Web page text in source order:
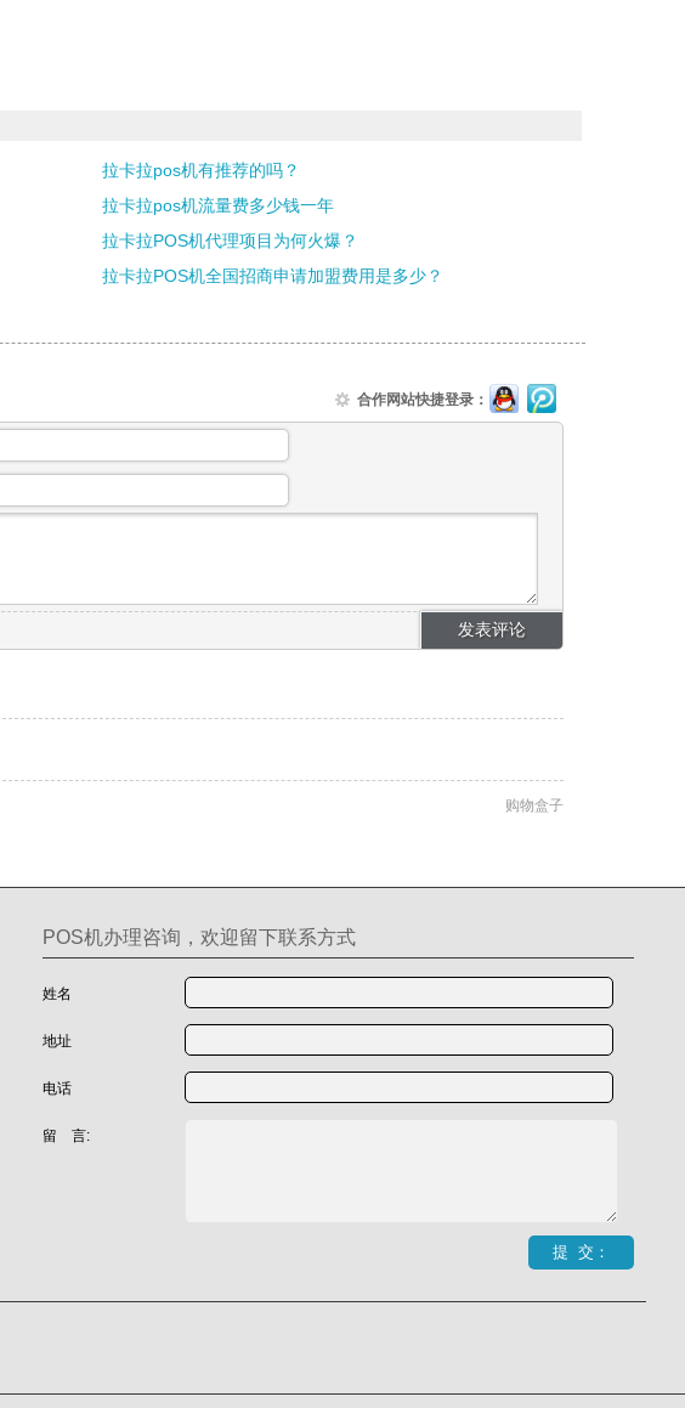
拉卡拉pos机有推荐的吗？
拉卡拉pos机流量费多少钱一年
拉卡拉POS机代理项目为何火爆？
拉卡拉POS机全国招商申请加盟费用是多少？
合作网站快捷登录：
购物盒子
POS机办理咨询，欢迎留下联系方式
姓名
地址
电话
留 言: